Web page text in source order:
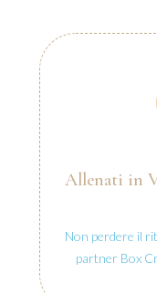
Allenati in
Non perdere il
partner Box